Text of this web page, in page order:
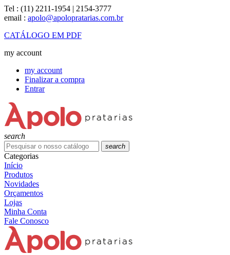
Tel : (11) 2211-1954 | 2154-3777
email : apolo@apolopratarias.com.br
CATÁLOGO EM PDF
my account
my account
Finalizar a compra
Entrar
search
search
Categorias
Início
Produtos
Novidades
Orçamentos
Lojas
Minha Conta
Fale Conosco